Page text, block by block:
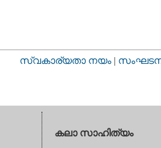
സ്വകാര്യതാ നയം |
കലാ സാഹിത്യം